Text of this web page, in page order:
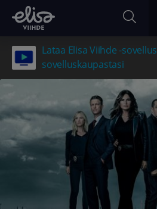
Lataa Elisa Viihde -sovellus
sovelluskaupastasi